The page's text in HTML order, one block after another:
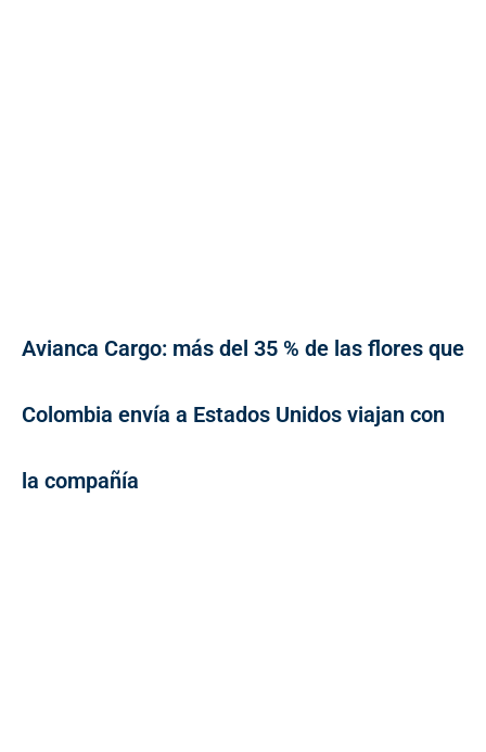
Avianca Cargo: más del 35 % de las flores que
Colombia envía a Estados Unidos viajan con
la compañía